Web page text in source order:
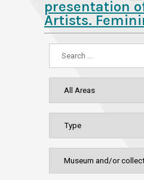
presentation
Artists.